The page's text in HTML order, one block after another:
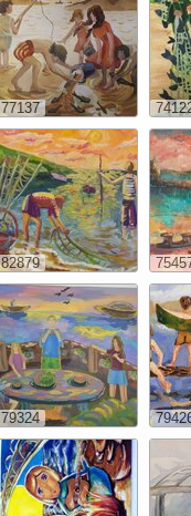
77137
82879
79324